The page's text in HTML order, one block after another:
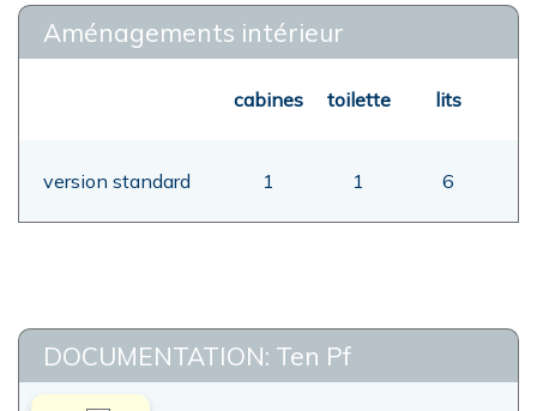
Aménagements intérieur
cabines toilette lits
version standard 1 1 6
DOCUMENTATION: Ten Pf